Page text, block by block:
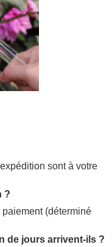
sont à votre
?
(déterminé
de jours arrivent-ils ?